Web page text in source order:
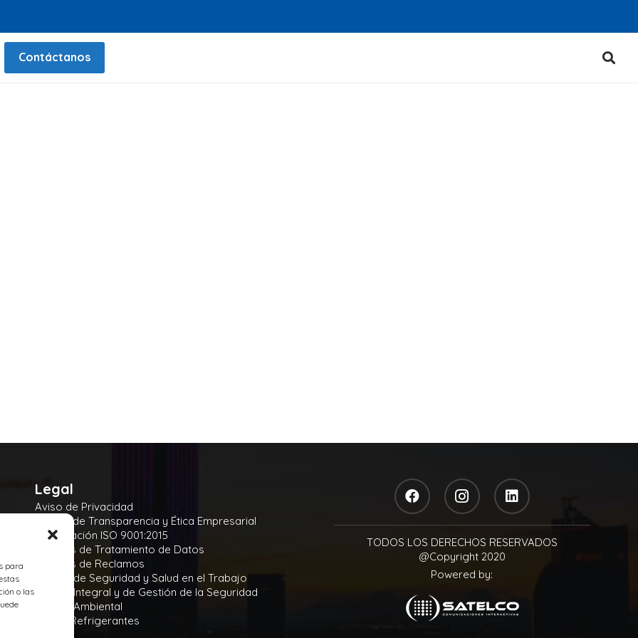
para
o las
Contáctanos
Legal
Aviso de Privacidad
Manual de Transparencia y Ética Empresarial
Certificación ISO 9001:2015
Políticas de Tratamiento de Datos
Políticas de Reclamos
Política de Seguridad y Salud en el Trabajo
Política Integral y de Gestión de la Seguridad
Política Ambiental
Gases Refrigerantes
TODOS LOS DERECHOS RESERVADOS
@Copyright 2020
Powered by: